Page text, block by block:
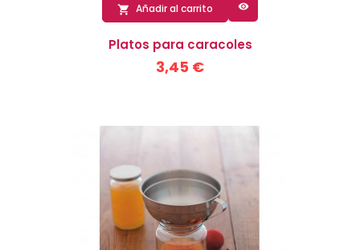
 Añadir al carrito 
Platos para caracoles
3,45 €